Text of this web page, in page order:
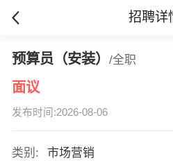
招聘详
预算员（安装） /全职
面议
发布时间:2026-08-06
类别:
市场营销